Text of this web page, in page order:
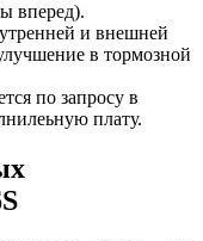
вперед).
и внешней
в тормозной
по запросу в
плату.